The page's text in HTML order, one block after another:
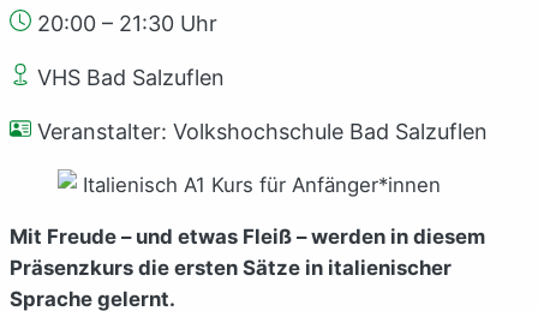
20:00 – 21:30 Uhr
VHS Bad Salzuflen
Veranstalter: Volkshochschule Bad Salzuflen
Mit Freude – und etwas Fleiß – werden in diesem
Präsenzkurs die ersten Sätze in italienischer
Sprache gelernt.